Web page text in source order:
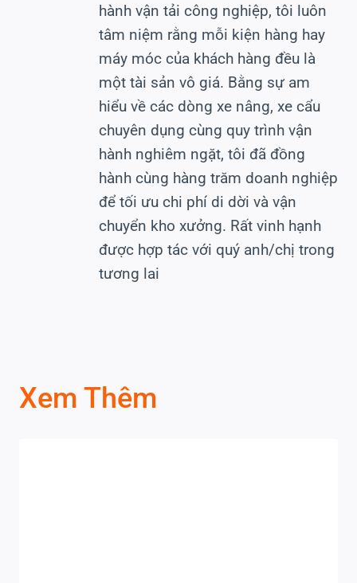
hành vận tải công nghiệp, tôi luôn
tâm niệm rằng mỗi kiện hàng hay
máy móc của khách hàng đều là
một tài sản vô giá. Bằng sự am
hiểu về các dòng xe nâng, xe cẩu
chuyên dụng cùng quy trình vận
hành nghiêm ngặt, tôi đã đồng
hành cùng hàng trăm doanh nghiệp
để tối ưu chi phí di dời và vận
chuyển kho xưởng. Rất vinh hạnh
được hợp tác với quý anh/chị trong
tương lai
Xem Thêm